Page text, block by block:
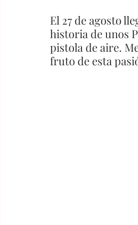
El 27 de agosto
historia de unos
pistola de aire.
fruto de esta